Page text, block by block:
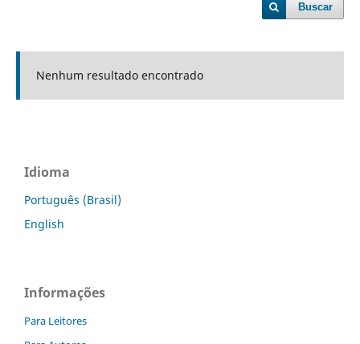
Buscar
Nenhum resultado encontrado
Idioma
Português (Brasil)
English
Informações
Para Leitores